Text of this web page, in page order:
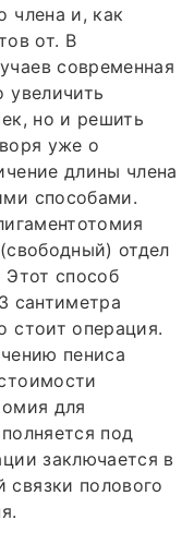
члена и, как
от. В
современная
увеличить
но и решить
уже о
длины члена
способами.
отдел
Этот способ
сантиметра
стоит операция.
пениса
для
под
заключается в
полового